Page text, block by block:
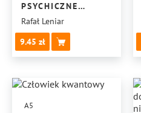
PSYCHICZNE
MASZYN
Rafał Leniar
9.45
A5